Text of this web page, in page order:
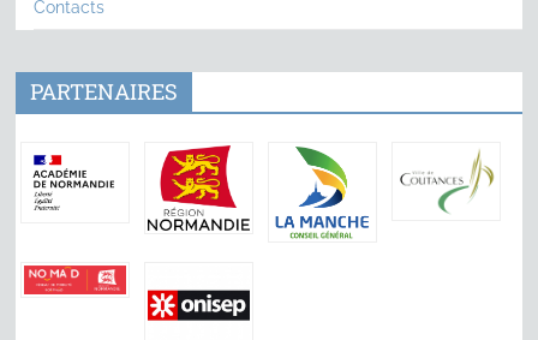
Contacts
PARTENAIRES